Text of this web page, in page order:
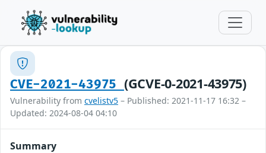
CVE-2021-43975 (GCVE-0-2021-43975)
Vulnerability from cvelistv5 – Published: 2021-11-17 16:32 –
Updated: 2024-08-04 04:10
Summary